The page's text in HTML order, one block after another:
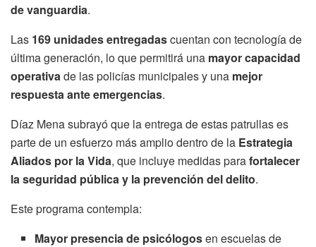
de vanguardia.
Las 169 unidades entregadascuentan con tecnología de
última generación, lo que permitirá una mayor capacidad
operativade las policías municipales y una mejor
respuesta ante emergencias.
Díaz Mena subrayó que la entrega de estas patrullas es
parte de un esfuerzo más amplio dentro de la Estrategia
Aliados por la Vida, que incluye medidas parafortalecer
la seguridad pública y la prevención del delito.
Este programa contempla:
Mayor presencia de psicólogosen escuelas de